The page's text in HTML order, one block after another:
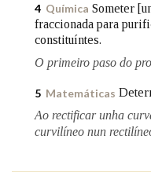
Na fraseoloxía
OUTRAS OPCIÓNS
Marcas gramaticais
4 Química Someter
fraccionada para
constituíntes.
O primeiro paso do
5 Matemáticas
Ao rectificar unha
curvilíneo nun